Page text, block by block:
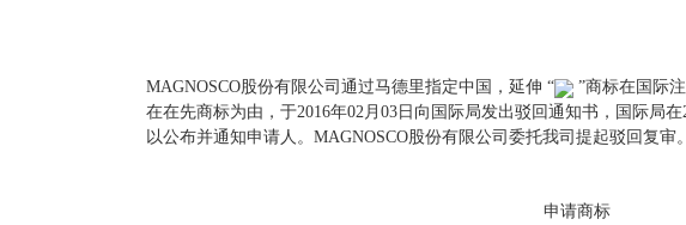
MAGNOSCO股份有限公司通过马德里指定中国，延伸 “
”商标在国际
在在先商标为由，于2016年02月03日向国际局发出驳回通知书，国际局
以公布并通知申请人。MAGNOSCO股份有限公司委托我司提起驳回复审。
申请商标